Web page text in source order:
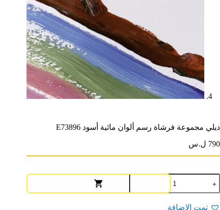
ديلي مجموعة فرشاة رسم ألوان مائية أسود E73896
790 ل.س
كمية
ديلي
مجموعة
فرشاةتمت الإضافة